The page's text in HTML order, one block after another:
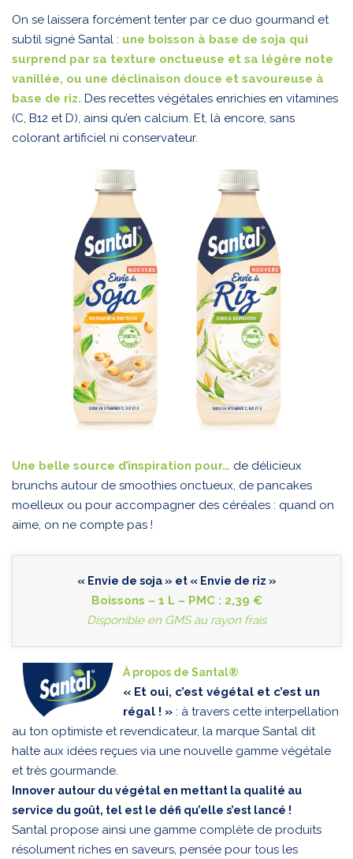
On se laissera forcément tenter par ce duo gourmand et
subtil signé Santal : une boisson à base de soja qui
surprend par sa texture onctueuse et sa légère note
vanillée, ou une déclinaison douce et savoureuse à
base de riz. Des recettes végétales enrichies en vitamines
(C, B12 et D), ainsi qu’en calcium. Et, là encore, sans
colorant artificiel ni conservateur.
Une belle source d’inspiration pour… de délicieux
brunchs autour de smoothies onctueux, de pancakes
moelleux ou pour accompagner des céréales : quand on
aime, on ne compte pas !
« Envie de soja » et « Envie de riz »
Boissons – 1 L – PMC : 2,39 €
Disponible en GMS au rayon frais
À propos de Santal®
« Et oui, c’est végétal et c’est un
régal ! » : à travers cette interpellation
au ton optimiste et revendicateur, la marque Santal dit
halte aux idées reçues via une nouvelle gamme végétale
et très gourmande.
Innover autour du végétal en mettant la qualité au
service du goût, tel est le défi qu’elle s’est lancé !
Santal propose ainsi une gamme complète de produits
résolument riches en saveurs, pensée pour tous les